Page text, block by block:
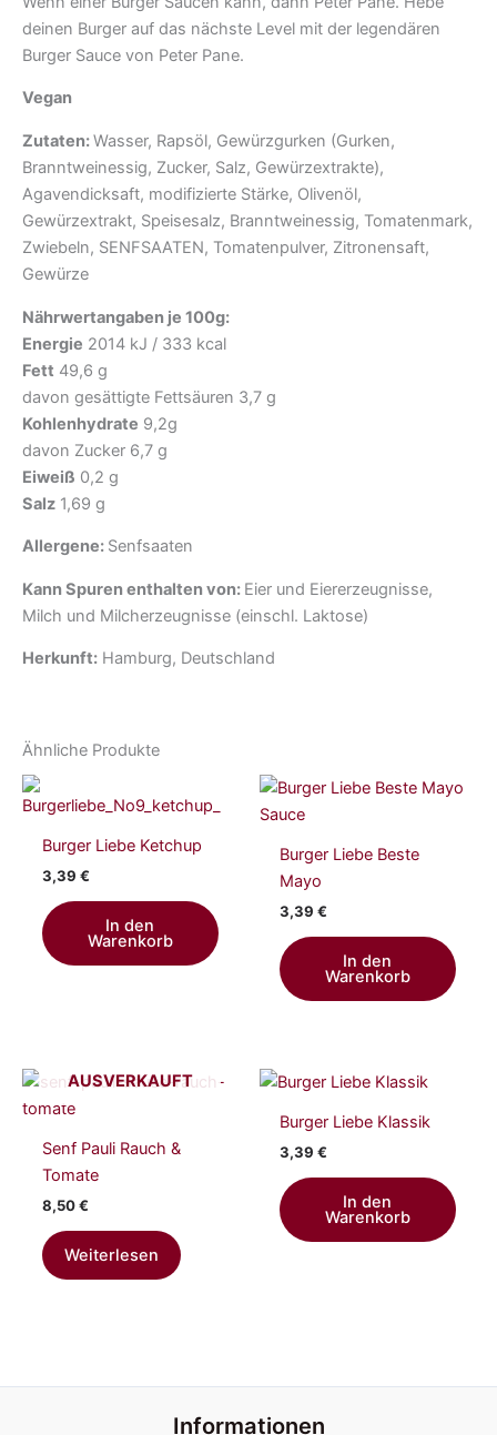
deinen Burger auf das nächste Level mit der legendären
Burger Sauce von Peter Pane.
Vegan
Zutaten:Wasser, Rapsöl, Gewürzgurken (Gurken,
Branntweinessig, Zucker, Salz, Gewürzextrakte),
Agavendicksaft, modifizierte Stärke, Olivenöl,
Gewürzextrakt, Speisesalz, Branntweinessig, Tomatenmark,
Zwiebeln, SENFSAATEN, Tomatenpulver, Zitronensaft,
Gewürze
Nährwertangaben je 100g:
Energie 2014 kJ / 333 kcal
Fett 49,6 g
davon gesättigte Fettsäuren 3,7 g
Kohlenhydrate 9,2g
davon Zucker 6,7 g
Eiweiß 0,2 g
Salz 1,69 g
Allergene: Senfsaaten
Kann Spuren enthalten von: Eier und Eiererzeugnisse,
Milch und Milcherzeugnisse (einschl. Laktose)
Herkunft: Hamburg, Deutschland
Ähnliche Produkte
Burger Liebe Ketchup
3,39 €
In den
Warenkorb
Burger Liebe Beste
Mayo
3,39 €
In den
Warenkorb
AUSVERKAUFT
Senf Pauli Rauch &
Tomate
8,50€
Weiterlesen
Burger Liebe Klassik
3,39 €
In den
Warenkorb
Informationen